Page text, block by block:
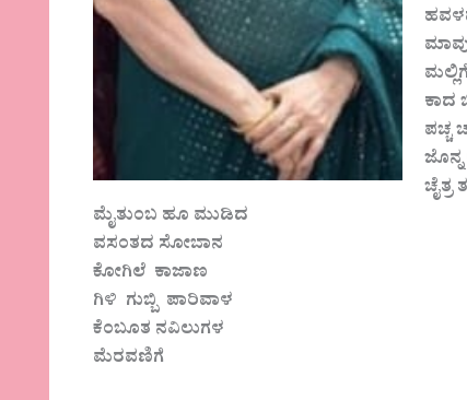
ಕಾದ
ಪಚ್ಚ
ಚೈತ್ರ
ಮೈತುಂಬ ಹೂ ಮುಡಿದ
ವಸಂತದ ಸೋಬಾನ
ಕೋಗಿಲೆ ಕಾಜಾಣ
ಗಿಳಿ ಗುಬ್ಬಿ ಪಾರಿವಾಳ
ಕೆಂಬೂತ ನವಿಲುಗಳ
ಮೆರವಣಿಗೆ